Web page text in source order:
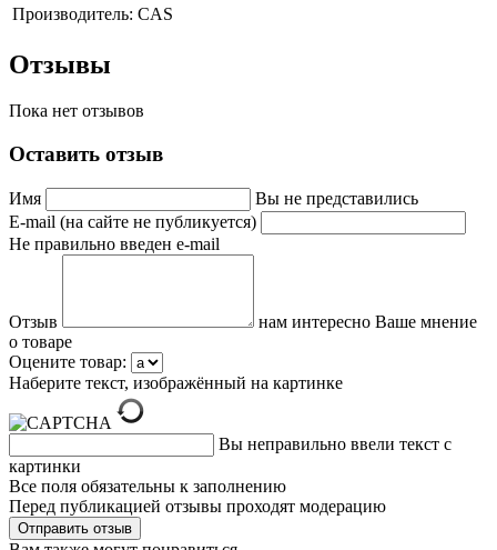
Производитель: CAS
Отзывы
Пока нет отзывов
Оставить отзыв
Имя
Вы не представились
E-mail (на сайте не публикуется)
Не правильно введен e-mail
Отзыв
нам интересно Ваше мнение
о товаре
Оцените товар:
Наберите текст, изображённый на картинке
Вы неправильно ввели текст с
картинки
Все поля обязательны к заполнению
Перед публикацией отзывы проходят модерацию